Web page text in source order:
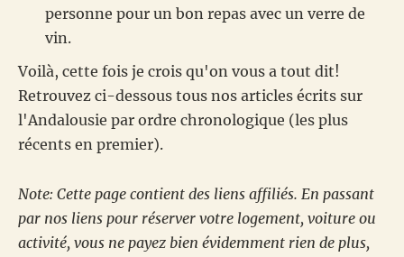
personne pour un bon repas avec un verre de
vin.
Voilà, cette fois je crois qu'on vous a tout dit!
Retrouvez ci-dessous tous nos articles écrits sur
l'Andalousie par ordre chronologique (les plus
récents en premier).
Note: Cette page contient des liens affiliés. En passant
par nos liens pour réserver votre logement, voiture ou
activité, vous ne payez bien évidemment rien de plus,